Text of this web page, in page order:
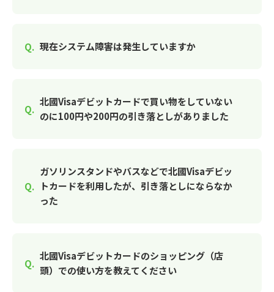
現在システム障害は発生していますか
北國Visaデビットカードで買い物をしていない
のに100円や200円の引き落としがありました
ガソリンスタンドやバスなどで北國Visaデビッ
トカードを利用したが、引き落としにならなか
った
北國Visaデビットカードのショッピング（店
頭）での使い方を教えてください